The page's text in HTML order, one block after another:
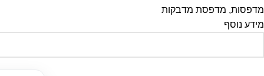
מדפסות, מדפסת מדבקות
מידע נוסף